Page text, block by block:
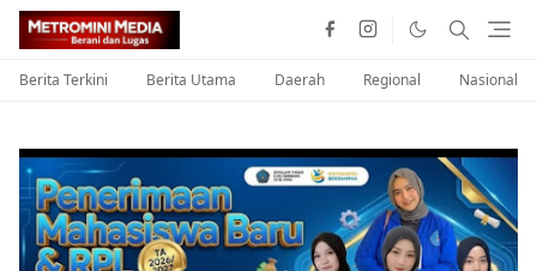
Berita Terkini Berita Utama Daerah Regional Nasional